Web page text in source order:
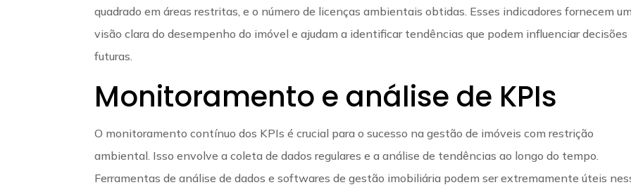
quadrado em áreas restritas, e o número de licenças ambientais obtidas. Esses indicadores fornecem
visão clara do desempenho do imóvel e ajudam a identificar tendências que podem influenciar decisões
futuras.
Monitoramento e análise de KPIs
O monitoramento contínuo dos KPIs é crucial para o sucesso na gestão de imóveis com restrição
ambiental. Isso envolve a coleta de dados regulares e a análise de tendências ao longo do tempo.
Ferramentas de análise de dados e softwares de gestão imobiliária podem ser extremamente úteis